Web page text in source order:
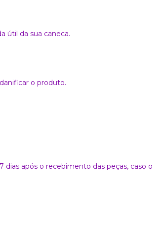
útil da sua caneca.
o produto.
após o recebimento das peças, caso o